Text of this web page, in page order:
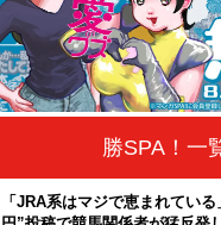
勝SPA！一
「JRA系はマジで恵まれてい